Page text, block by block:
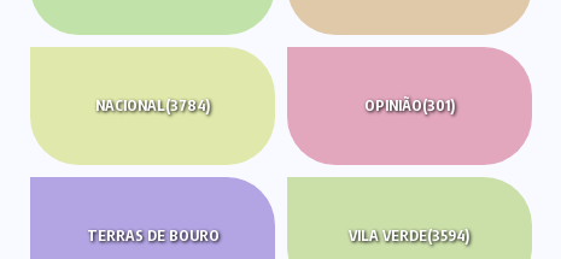
NACIONAL(3784) OPINIÃO(301)
TERRAS DE BOURO
VILA VERDE(3594)